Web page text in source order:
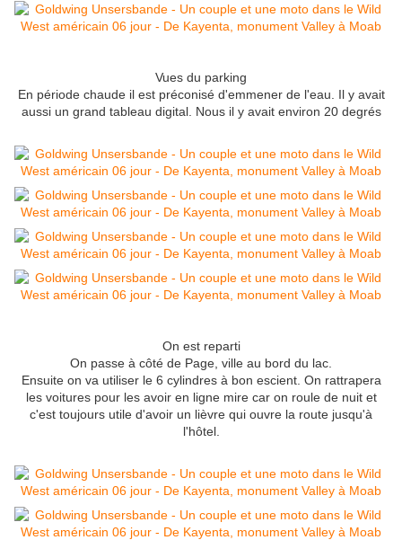
Vues du parking
En période chaude il est préconisé d'emmener de l'eau. Il y avait
aussi un grand tableau digital. Nous il y avait environ 20 degrés
On est reparti
On passe à côté de Page, ville au bord du lac.
Ensuite on va utiliser le 6 cylindres à bon escient. On rattrapera
les voitures pour les avoir en ligne mire car on roule de nuit et
c'est toujours utile d'avoir un lièvre qui ouvre la route jusqu'à
l'hôtel.